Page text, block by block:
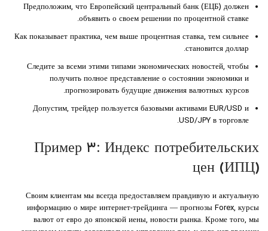
Предположим, что Европейский центральный банк (ЕЦБ) должен
объявить о своем решении по процентной ставке.
Как показывает практика, чем выше процентная ставка, тем сильнее
становится доллар.
Следите за всеми этими типами экономических новостей, чтобы
получить полное представление о состоянии экономики и
прогнозировать будущие движения валютных курсов.
Допустим, трейдер пользуется базовыми активами EUR/USD и
USD/JPY в торговле.
Пример ۳: Индекс потребительских
цен (ИПЦ)
Своим клиентам мы всегда предоставляем правдивую и актуальную
информацию о мире интернет-трейдинга — прогнозы Forex, курсы
валют от евро до японской иены, новости рынка. Кроме того, мы